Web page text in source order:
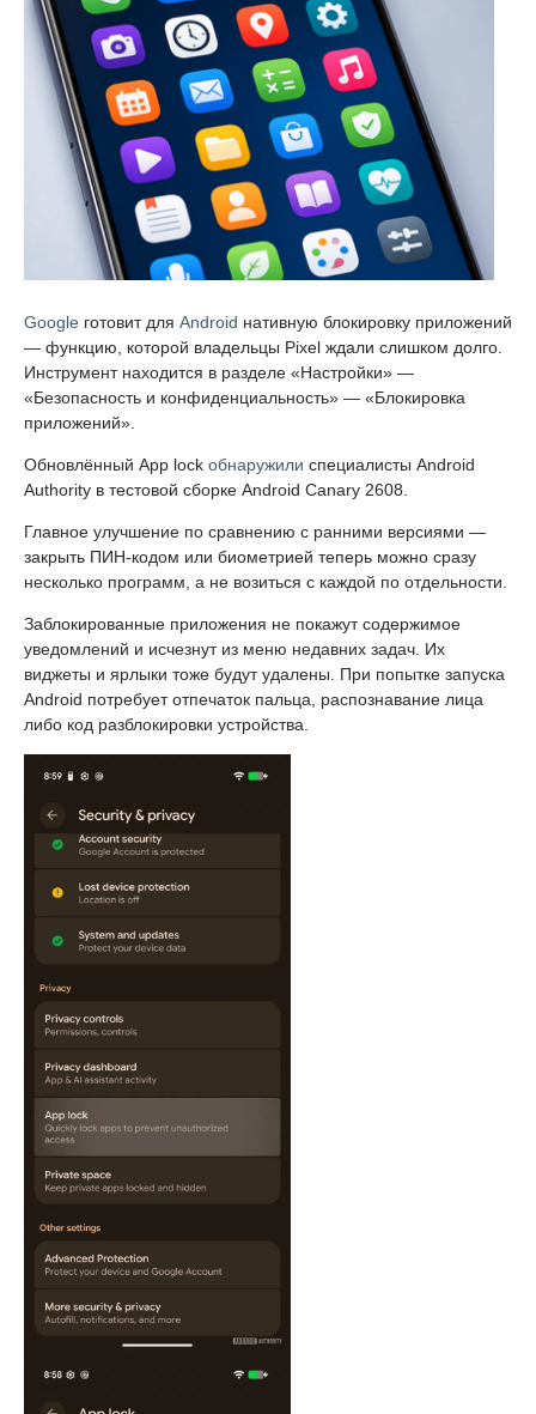
Google готовит для Android нативную блокировку приложений
— функцию, которой владельцы Pixel ждали слишком долго.
Инструмент находится в разделе «Настройки» —
«Безопасность и конфиденциальность» — «Блокировка
приложений».
Обновлённый App lock обнаружили специалисты Android
Authority в тестовой сборке Android Canary 2608.
Главное улучшение по сравнению с ранними версиями —
закрыть ПИН-кодом или биометрией теперь можно сразу
несколько программ, а не возиться с каждой по отдельности.
Заблокированные приложения не покажут содержимое
уведомлений и исчезнут из меню недавних задач. Их
виджеты и ярлыки тоже будут удалены. При попытке запуска
Android потребует отпечаток пальца, распознавание лица
либо код разблокировки устройства.